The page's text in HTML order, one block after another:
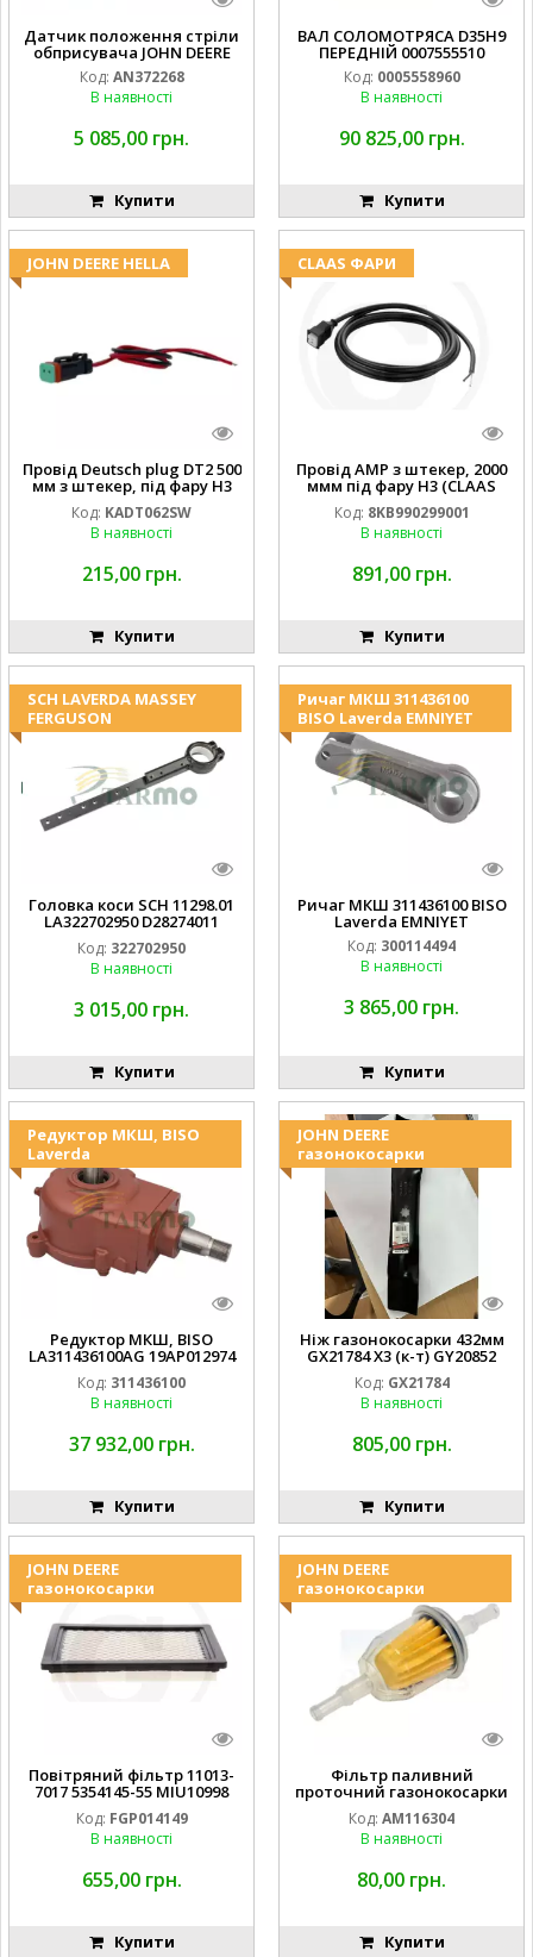
Датчик положення стріли
обприсувача JOHN DEERE
Код: AN372268
В наявності
5 085,00 грн.
Купити
ВАЛ СОЛОМОТРЯСА D35H9
ПЕРЕДНІЙ 0007555510
Код: 0005558960
В наявності
90 825,00 грн.
Купити
JOHN DEERE HELLA
Провід Deutsch plug DT2 500
мм з штекер, під фару H3
(JOHN DEERE AL116438
994.184.00) ) Kramp Hella
Код: KADT062SW
В наявності
215,00 грн.
Купити
CLAAS ФАРИ
Провід AMP з штекер, 2000
ммм під фару H3 (CLAAS
013733) Hella
Код: 8KB990299001
В наявності
891,00 грн.
Купити
SCH LAVERDA MASSEY
FERGUSON
Головка коси SCH 11298.01
LA322702950 D28274011
Код: 322702950
В наявності
3 015,00 грн.
Купити
Ричаг МКШ 311436100
BISO Laverda EMNIYET
Ричаг МКШ 311436100 BISO
Laverda EMNIYET
Код: 300114494
В наявності
3 865,00 грн.
Купити
Редуктор МКШ, BISO
Laverda
Редуктор МКШ, BISO
LA311436100AG 19AP012974
Laverda EMNIYET
Код: 311436100
В наявності
37 932,00 грн.
Купити
JOHN DEERE
газонокосарки
Ніж газонокосарки 432мм
GX21784 X3 (к-т) GY20852
AM137757 AM141035
Код: GX21784
В наявності
805,00 грн.
Купити
JOHN DEERE
газонокосарки
Повітряний фільтр 11013-
7017 5354145-55 MIU10998
FGP014149
Код: FGP014149
В наявності
655,00 грн.
Купити
JOHN DEERE
газонокосарки
Фільтр паливний
проточний газонокосарки
JOHN DEERE AM116304
GY20709
Код: AM116304
В наявності
80,00 грн.
Купити